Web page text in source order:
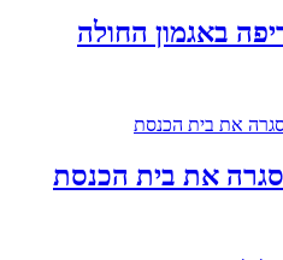
באגמון החולה
את בית הכנסת